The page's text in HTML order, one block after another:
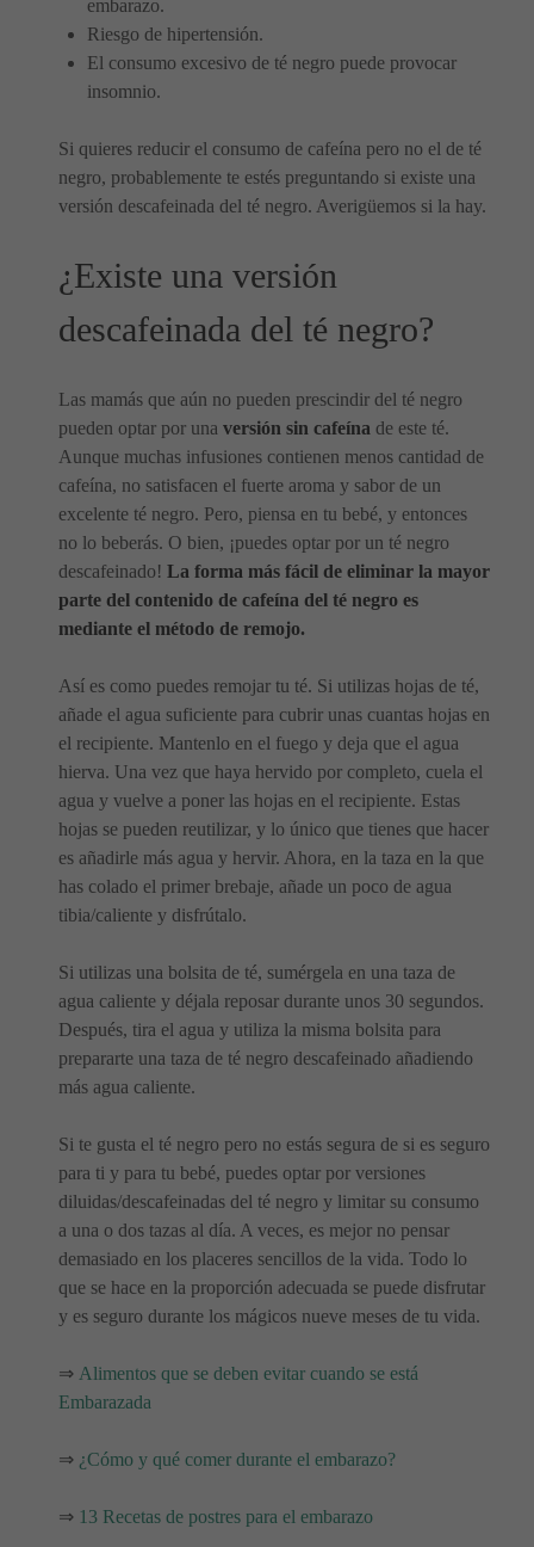
embarazo.
Riesgo de hipertensión.
El consumo excesivo de té negro puede provocar
insomnio.
Si quieres reducir el consumo de cafeína pero no el de té
negro, probablemente te estés preguntando si existe una
versión descafeinada del té negro. Averigüemos si la hay.
¿Existe una versión
descafeinada del té negro?
Las mamás que aún no pueden prescindir del té negro
pueden optar por una versión sin cafeína de este té.
Aunque muchas infusiones contienen menos cantidad de
cafeína, no satisfacen el fuerte aroma y sabor de un
excelente té negro. Pero, piensa en tu bebé, y entonces
no lo beberás. O bien, ¡puedes optar por un té negro
descafeinado! La forma más fácil de eliminar la mayor
parte del contenido de cafeína del té negro es
mediante el método de remojo.
Así es como puedes remojar tu té. Si utilizas hojas de té,
añade el agua suficiente para cubrir unas cuantas hojas en
el recipiente. Mantenlo en el fuego y deja que el agua
hierva. Una vez que haya hervido por completo, cuela el
agua y vuelve a poner las hojas en el recipiente. Estas
hojas se pueden reutilizar, y lo único que tienes que hacer
es añadirle más agua y hervir. Ahora, en la taza en la que
has colado el primer brebaje, añade un poco de agua
tibia/caliente y disfrútalo.
Si utilizas una bolsita de té, sumérgela en una taza de
agua caliente y déjala reposar durante unos 30 segundos.
Después, tira el agua y utiliza la misma bolsita para
prepararte una taza de té negro descafeinado añadiendo
más agua caliente.
Si te gusta el té negro pero no estás segura de si es seguro
para ti y para tu bebé, puedes optar por versiones
diluidas/descafeinadas del té negro y limitar su consumo
a una o dos tazas al día. A veces, es mejor no pensar
demasiado en los placeres sencillos de la vida. Todo lo
que se hace en la proporción adecuada se puede disfrutar
y es seguro durante los mágicos nueve meses de tu vida.
⇒ Alimentos que se deben evitar cuando se está
Embarazada
⇒ ¿Cómo y qué comer durante el embarazo?
⇒ 13 Recetas de postres para el embarazo